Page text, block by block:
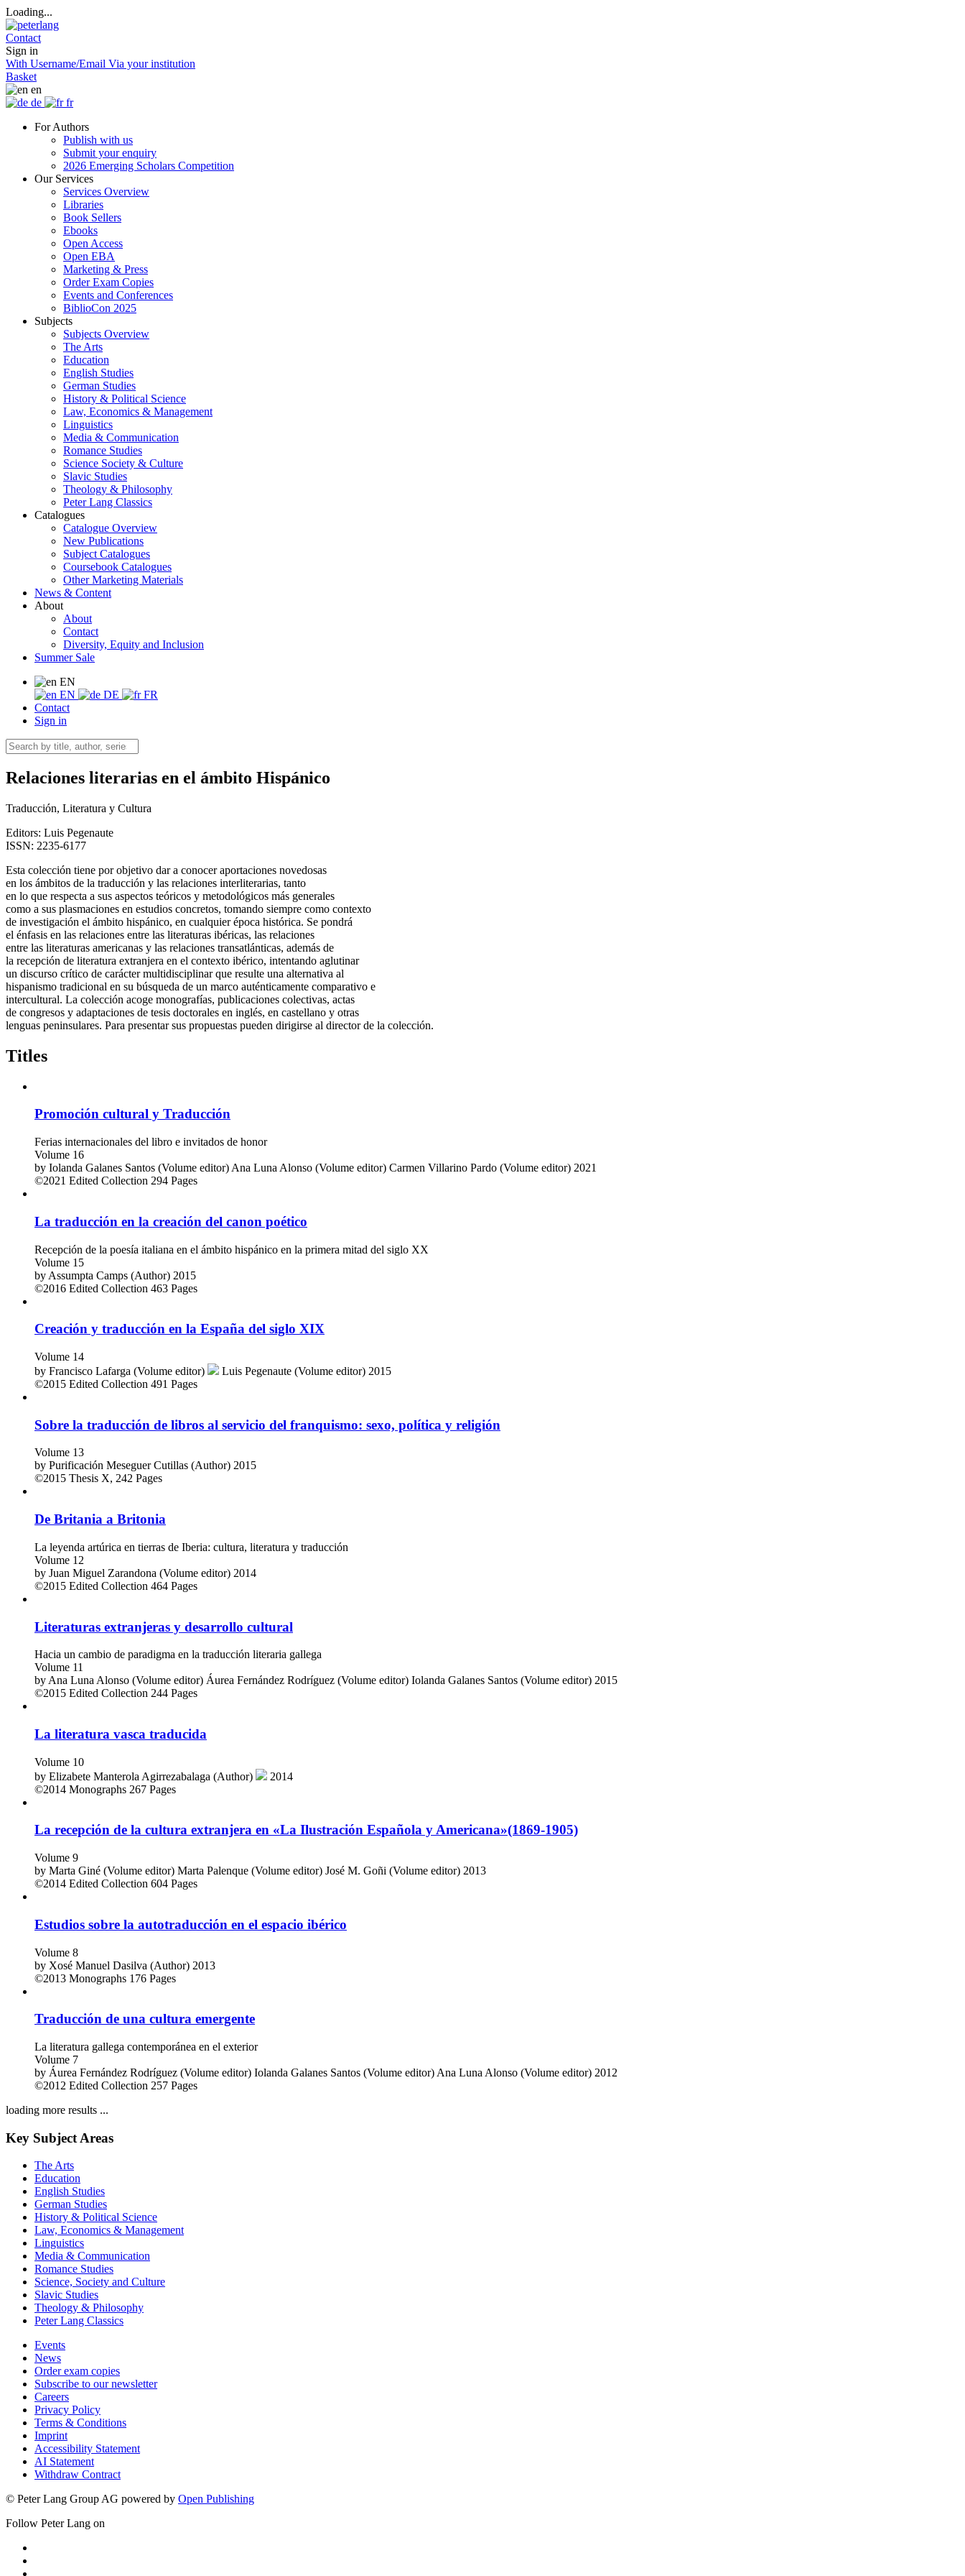
Loading...
Contact
Sign in
With Username/Email Via your institution
Basket
en
de
fr
For Authors
Publish with us
Submit your enquiry
2026 Emerging Scholars Competition
Our Services
Services Overview
Libraries
Book Sellers
Ebooks
Open Access
Open EBA
Marketing & Press
Order Exam Copies
Events and Conferences
BiblioCon 2025
Subjects
Subjects Overview
The Arts
Education
English Studies
German Studies
History & Political Science
Law, Economics & Management
Linguistics
Media & Communication
Romance Studies
Science Society & Culture
Slavic Studies
Theology & Philosophy
Peter Lang Classics
Catalogues
Catalogue Overview
New Publications
Subject Catalogues
Coursebook Catalogues
Other Marketing Materials
News & Content
About
About
Contact
Diversity, Equity and Inclusion
Summer Sale
EN
EN
DE
FR
Contact
Sign in
Relaciones literarias en el ámbito Hispánico
Traducción, Literatura y Cultura
Editors: Luis Pegenaute
ISSN: 2235-6177
Esta colección tiene por objetivo dar a conocer aportaciones novedosas
en los ámbitos de la traducción y las relaciones interliterarias, tanto
en lo que respecta a sus aspectos teóricos y metodológicos más generales
como a sus plasmaciones en estudios concretos, tomando siempre como contexto
de investigación el ámbito hispánico, en cualquier época histórica. Se pondrá
el énfasis en las relaciones entre las literaturas ibéricas, las relaciones
entre las literaturas americanas y las relaciones transatlánticas, además de
la recepción de literatura extranjera en el contexto ibérico, intentando aglutinar
un discurso crítico de carácter multidisciplinar que resulte una alternativa al
hispanismo tradicional en su búsqueda de un marco auténticamente comparativo e
intercultural. La colección acoge monografías, publicaciones colectivas, actas
de congresos y adaptaciones de tesis doctorales en inglés, en castellano y otras
lenguas peninsulares. Para presentar sus propuestas pueden dirigirse al director de la colección.
Titles
Promoción cultural y Traducción
Ferias internacionales del libro e invitados de honor
Volume 16
by Iolanda Galanes Santos (Volume editor) Ana Luna Alonso (Volume editor) Carmen Villarino Pardo (Volume editor) 2021
©2021 Edited Collection 294 Pages
La traducción en la creación del canon poético
Recepción de la poesía italiana en el ámbito hispánico en la primera mitad del siglo XX
Volume 15
by Assumpta Camps (Author) 2015
©2016 Edited Collection 463 Pages
Creación y traducción en la España del siglo XIX
Volume 14
by Francisco Lafarga (Volume editor) Luis Pegenaute (Volume editor) 2015
©2015 Edited Collection 491 Pages
Sobre la traducción de libros al servicio del franquismo: sexo, política y religión
Volume 13
by Purificación Meseguer Cutillas (Author) 2015
©2015 Thesis X, 242 Pages
De Britania a Britonia
La leyenda artúrica en tierras de Iberia: cultura, literatura y traducción
Volume 12
by Juan Miguel Zarandona (Volume editor) 2014
©2015 Edited Collection 464 Pages
Literaturas extranjeras y desarrollo cultural
Hacia un cambio de paradigma en la traducción literaria gallega
Volume 11
by Ana Luna Alonso (Volume editor) Áurea Fernández Rodríguez (Volume editor) Iolanda Galanes Santos (Volume editor) 2015
©2015 Edited Collection 244 Pages
La literatura vasca traducida
Volume 10
by Elizabete Manterola Agirrezabalaga (Author)
2014
©2014 Monographs 267 Pages
La recepción de la cultura extranjera en «La Ilustración Española y Americana»(1869-1905)
Volume 9
by Marta Giné (Volume editor) Marta Palenque (Volume editor) José M. Goñi (Volume editor) 2013
©2014 Edited Collection 604 Pages
Estudios sobre la autotraducción en el espacio ibérico
Volume 8
by Xosé Manuel Dasilva (Author) 2013
©2013 Monographs 176 Pages
Traducción de una cultura emergente
La literatura gallega contemporánea en el exterior
Volume 7
by Áurea Fernández Rodríguez (Volume editor) Iolanda Galanes Santos (Volume editor) Ana Luna Alonso (Volume editor) 2012
©2012 Edited Collection 257 Pages
loading more results ...
Key Subject Areas
The Arts
Education
English Studies
German Studies
History & Political Science
Law, Economics & Management
Linguistics
Media & Communication
Romance Studies
Science, Society and Culture
Slavic Studies
Theology & Philosophy
Peter Lang Classics
Events
News
Order exam copies
Subscribe to our newsletter
Careers
Privacy Policy
Terms & Conditions
Imprint
Accessibility Statement
AI Statement
Withdraw Contract
© Peter Lang Group AG powered by Open Publishing
Follow Peter Lang on